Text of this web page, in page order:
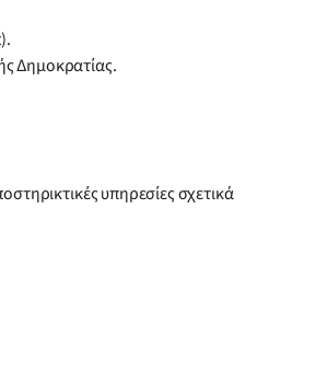
Δημοκρατίας.
υπηρεσίες σχετικά